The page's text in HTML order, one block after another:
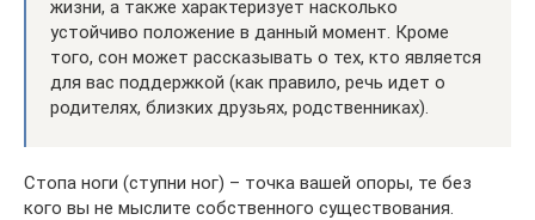
жизни, а также характеризует насколько
устойчиво положение в данный момент. Кроме
того, сон может рассказывать о тех, кто является
для вас поддержкой (как правило, речь идет о
родителях, близких друзьях, родственниках).
Стопа ноги (ступни ног) – точка вашей опоры, те без
кого вы не мыслите собственного существования.